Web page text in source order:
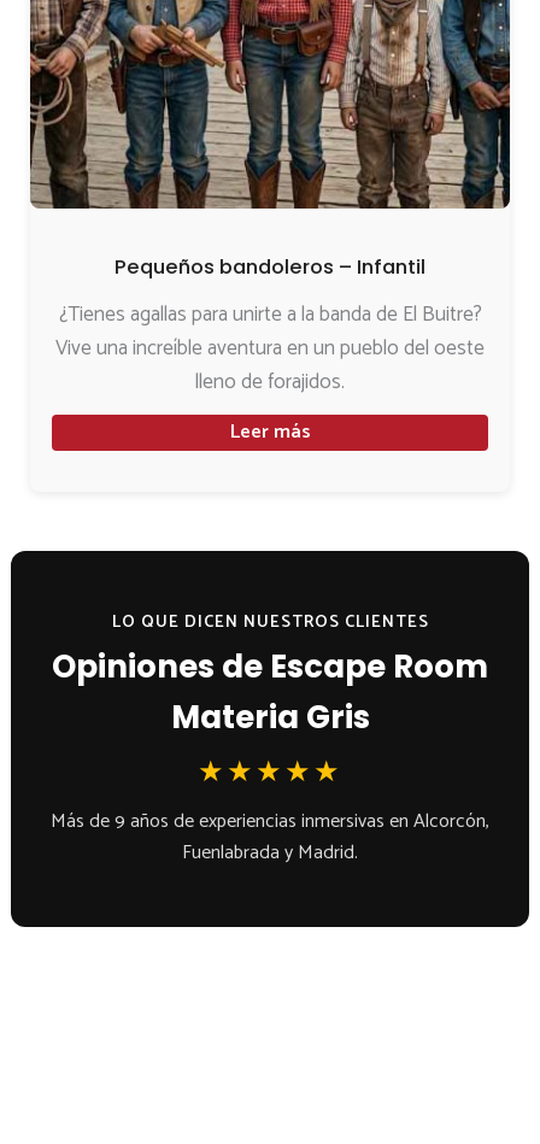
Pequeños bandoleros – Infantil
¿Tienes agallas para unirte a la banda de El Buitre?
Vive una increíble aventura en un pueblo del oeste
lleno de forajidos.
Leer más
LO QUE DICEN NUESTROS CLIENTES
Opiniones de Escape Room
Materia Gris
★★★★★
Más de 9 años de experiencias inmersivas en Alcorcón,
Fuenlabrada y Madrid.